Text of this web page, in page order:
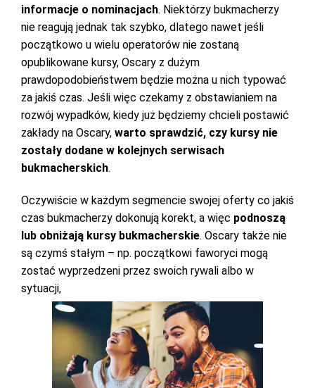
informacje o nominacjach. Niektórzy bukmacherzy
nie reagują jednak tak szybko, dlatego nawet jeśli
początkowo u wielu operatorów nie zostaną
opublikowane kursy, Oscary z dużym
prawdopodobieństwem będzie można u nich typować
za jakiś czas. Jeśli więc czekamy z obstawianiem na
rozwój wypadków, kiedy już będziemy chcieli postawić
zakłady na Oscary, warto sprawdzić, czy kursy nie
zostały dodane w kolejnych serwisach
bukmacherskich.
Oczywiście w każdym segmencie swojej oferty co jakiś
czas bukmacherzy dokonują korekt, a więc podnoszą
lub obniżają kursy bukmacherskie. Oscary także nie
są czymś stałym – np. początkowi faworyci mogą
zostać wyprzedzeni przez swoich rywali albo w
sytuacji,